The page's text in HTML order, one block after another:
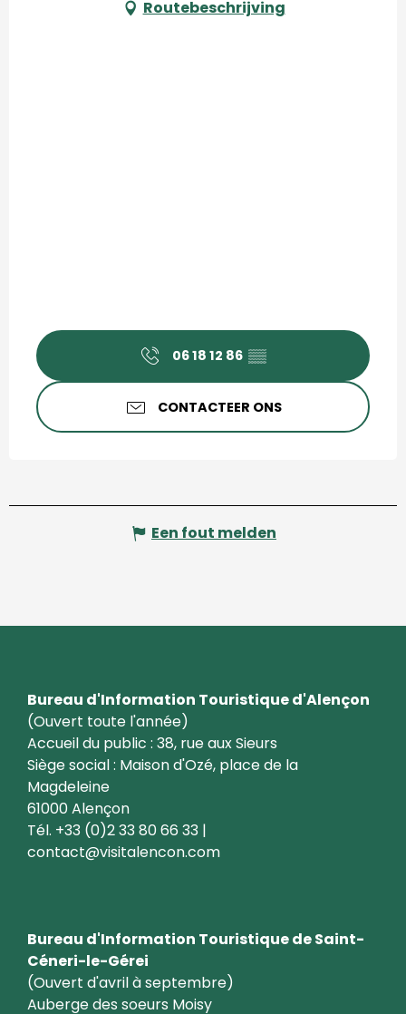
Routebeschrijving
06 18 12 86 ▒▒
CONTACTEER ONS
Een fout melden
Bureau d'Information Touristique d'Alençon
(Ouvert toute l'année)
Accueil du public : 38, rue aux Sieurs
Siège social : Maison d'Ozé, place de la
Magdeleine
61000 Alençon
Tél. +33 (0)2 33 80 66 33 |
contact@visitalencon.com
Bureau d'Information Touristique de Saint-
Céneri-le-Gérei
(Ouvert d'avril à septembre)
Auberge des soeurs Moisy